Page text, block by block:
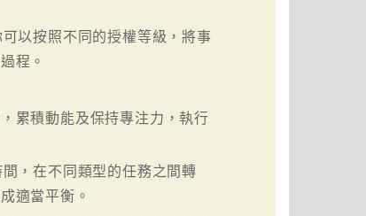
以按照不同的授權等級，將事
程。
累積動能及保持專注力，執行
，在不同類型的任務之間轉
適當平衡。